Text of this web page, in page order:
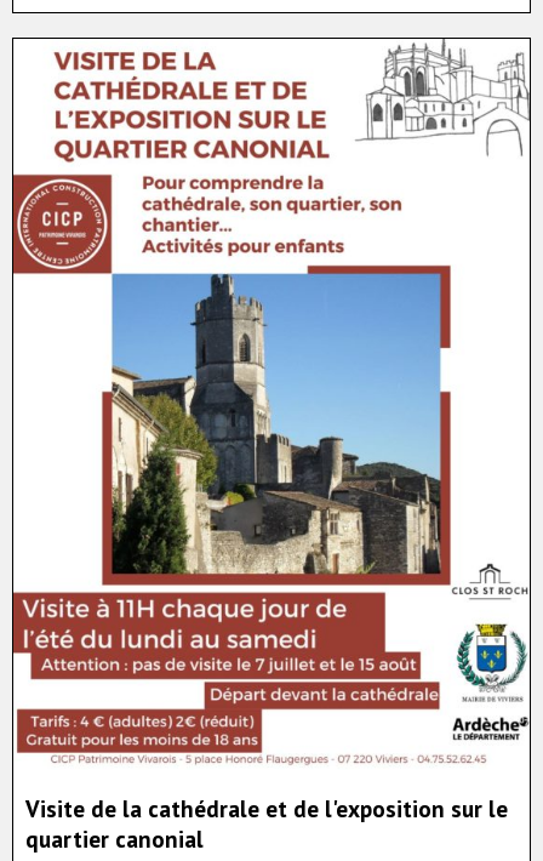
Visite de la cathédrale et de l'exposition sur le
quartier canonial